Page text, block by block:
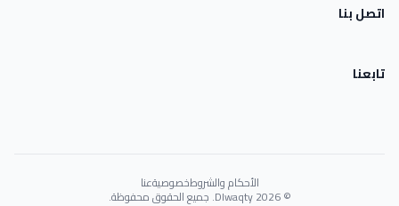
اتصل بنا
تابعنا
الأحكام والشروطخصوصيةعنا
© 2026 Dlwaqty. جميع الحقوق محفوظة.